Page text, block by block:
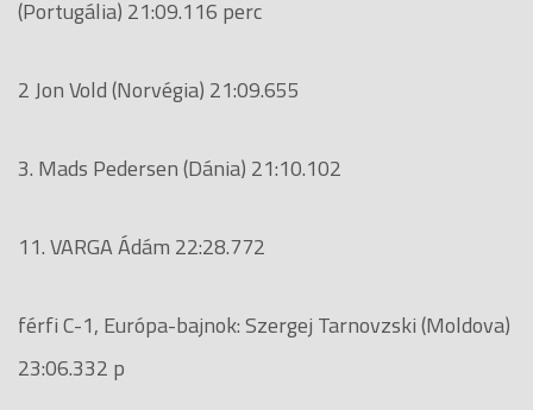
(Portugália) 21:09.116 perc
2 Jon Vold (Norvégia) 21:09.655
3. Mads Pedersen (Dánia) 21:10.102
11. VARGA Ádám 22:28.772
férfi C-1, Európa-bajnok: Szergej Tarnovzski (Moldova)
23:06.332 p